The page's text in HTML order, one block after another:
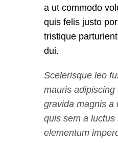
a ut commodo
quis felis justo
tristique
dui.
Scelerisque leo
mauris
gravida magnis a
quis sem a
elementum